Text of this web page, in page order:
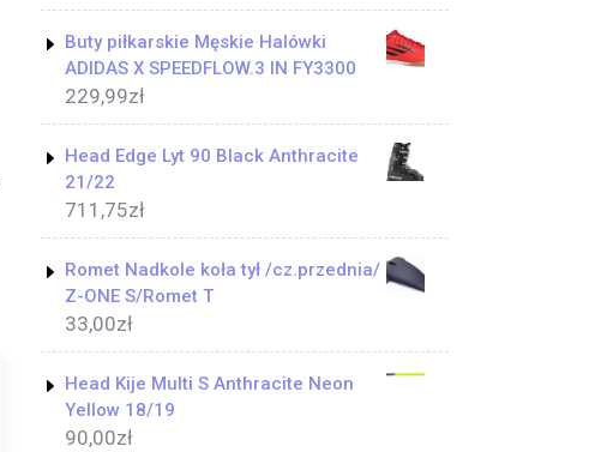
Buty piłkarskie Męskie Halówki
ADIDAS X SPEEDFLOW.3 IN FY3300
229,99zł
Head Edge Lyt 90 Black Anthracite
21/22
711,75zł
Romet Nadkole koła tył /cz.przednia/
Z-ONE S/Romet T
33,00zł
Head Kije Multi S Anthracite Neon
Yellow 18/19
90,00zł